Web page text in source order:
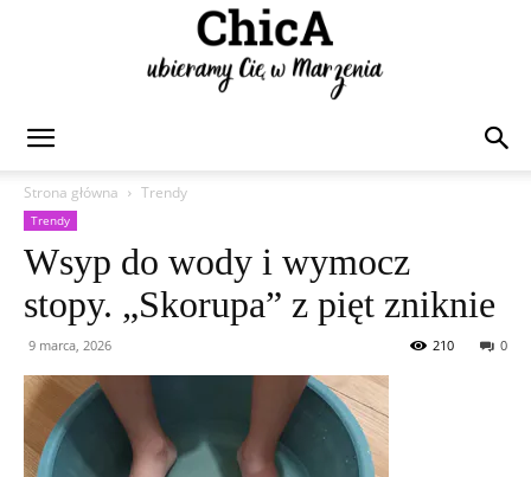
Strona główna
Trendy
Trendy
Wsyp do wody i wymocz
stopy. „Skorupa” z pięt zniknie
9 marca, 2026 0
210